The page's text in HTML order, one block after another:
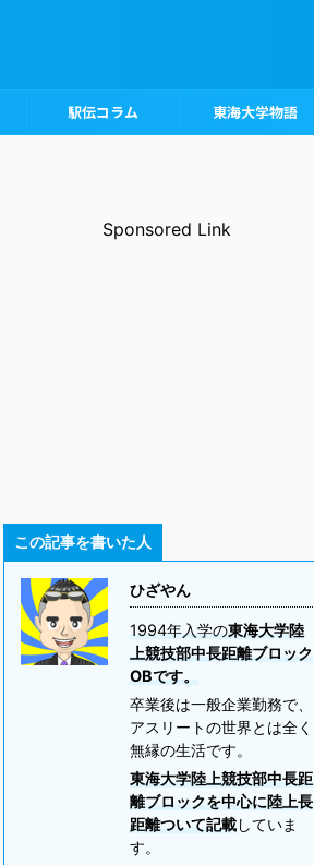
駅伝コラム 東海大学物語
Sponsored Link
この記事を書いた人
ひざやん
1994年入学の東海大学陸
上競技部中長距離ブロック
OBです。
卒業後は一般企業勤務で、
アスリートの世界とは全く
無縁の生活です。
東海大学陸上競技部中長距
離ブロックを中心に陸上長
距離ついて記載していま
す。